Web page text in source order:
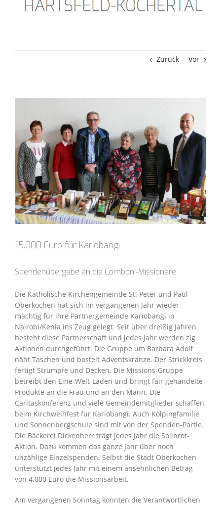
Zurück Vor
15.000 Euro für Kariobangi
Spendenübergabe an die Comboni-Missionare
Die Katholische Kirchengemeinde St. Peter und Paul
Oberkochen hat sich im vergangenen Jahr wieder
mächtig für ihre Partnergemeinde Kariobangi in
Nairobi/Kenia ins Zeug gelegt. Seit über dreißig Jahren
besteht diese Partnerschaft und jedes Jahr werden zig
Aktionen durchgeführt. Die Gruppe um Barbara Adolf
näht Taschen und bastelt Adventskränze. Der Strickkreis
fertigt Strümpfe und Decken. Die Missions-Gruppe
betreibt den Eine-Welt-Laden und bringt fair gehandelte
Produkte an die Frau und an den Mann. Die
Caritaskonferenz und viele Gemeindemitglieder schaffen
beim Kirchweihfest für Kariobangi. Auch Kolpingfamilie
und Sonnenbergschule sind mit von der Spenden-Partie.
Die Bäckerei Dickenherr trägt jedes Jahr die Solibrot-
Aktion. Dazu kommen das ganze Jahr über noch
unzählige Einzelspenden. Selbst die Stadt Oberkochen
unterstützt jedes Jahr mit einem ansehnlichen Betrag
von 4.000 Euro die Missionsarbeit.
Am vergangenen Sonntag konnten die Verantwortlichen